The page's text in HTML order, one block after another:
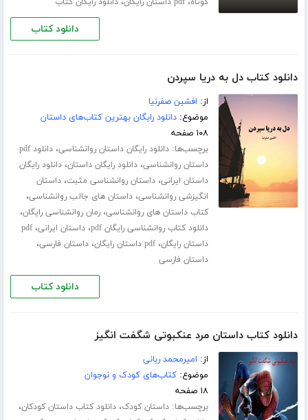
کوتاه pdf داستان رایگان دانلود رایگان کتاب
دانلود کتاب
دانلود کتاب دل به دریا سپردن
از: افشین صفرنیا
موضوع:دانلود رایگان بهترین کتاب‌های داستان
۱۰۸ صفحه
برچسب‌ها:دانلود رایگان داستان روانشناسی،
دانلود pdf
داستان روانشناسی،دانلود رایگان داستان،دانلود رایگان
داستان ایرانی،داستان روانشناسی مثبت،داستان
انگیزشی روانشناسی،داستان های جالب روانشناسی،
کتاب داستان های روانشناسی،رمان روانشناسی رایگان،
دانلود کتاب روانشناسی رایگان pdf ،داستان ایرانی،pdf
داستان رایگان،pdf داستان رایگان ،داستان فارسی،
داستان فارسی
دانلود کتاب
دانلود کتاب داستان مرد عنکبوتی شگفت انگیز
از: امیرمحمد ربانی
موضوع:کتاب‌های کودک و نوجوان
۱۸ صفحه
برچسب‌ها:داستان کودک،دانلود کتاب داستان کودکان،